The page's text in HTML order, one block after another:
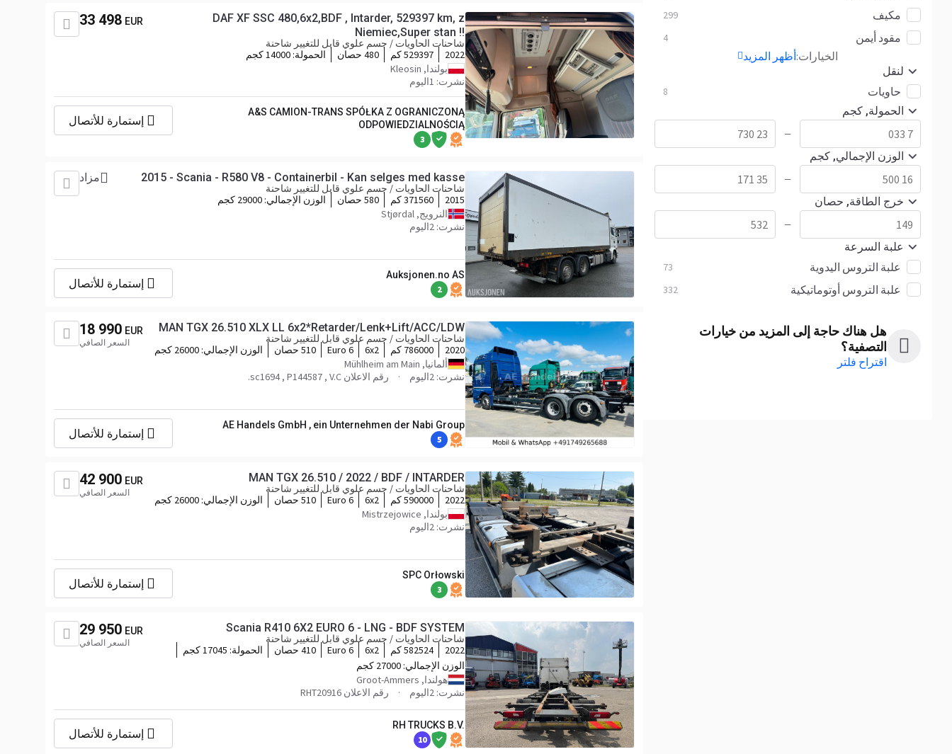
مكيف 299
مقود أيمن 4
الخيارات:أظهر المزيد
لنقل
حاويات 8
الحمولة, كجم
—
الوزن الإجمالي, كجم
—
خرج الطاقة, حصان
—
علبة السرعة
علبة التروس اليدوية 73
علبة التروس أوتوماتيكية 332
هل هناك حاجة إلى المزيد من خيارات
التصفية؟
اقتراح فلتر
DAF XF SSC 480,6x2,BDF , Intarder, 529397 km, z
Niemiec,Super stan !!
شاحنات الحاويات / جسم علوي قابل للتغيير شاحنة
2022
529397 كم 480 حصان الحمولة: 14000 كجم
بولندا, Kleosin
نشرت: 1اليوم
33 498 EUR
A&S CAMION-TRANS SPÓŁKA Z OGRANICZONĄ
ODPOWIEDZIALNOŚCIĄ
3
إستمارة للأتصال
2015 - Scania - R580 V8 - Containerbil - Kan selges med kasse
شاحنات الحاويات / جسم علوي قابل للتغيير شاحنة
2015
371560 كم 580 حصان الوزن الإجمالي: 29000 كجم
النرويج, Stjørdal
نشرت: 2اليوم
مزاد
Auksjonen.no AS
2 إستمارة للأتصال
MAN TGX 26.510 XLX LL 6x2*Retarder/Lenk+Lift/ACC/LDW
شاحنات الحاويات / جسم علوي قابل للتغيير شاحنة
2020
786000 كم 6x2
Euro 6 510 حصان الوزن الإجمالي: 26000 كجم
ألمانيا, Mühlheim am Main
نشرت: 2اليوم
رقم الاعلان sc1694 , P144587 , V.C.
18 990 EUR
السعر الصافي
AE Handels GmbH , ein Unternehmen der Nabi Group
5 إستمارة للأتصال
MAN TGX 26.510 / 2022 / BDF / INTARDER
شاحنات الحاويات / جسم علوي قابل للتغيير شاحنة
2022
590000 كم 6x2
Euro 6 510 حصان الوزن الإجمالي: 26000 كجم
بولندا, Mistrzejowice
نشرت: 2اليوم
42 900 EUR
السعر الصافي
SPC Orłowski
3 إستمارة للأتصال
Scania R410 6X2 EURO 6 - LNG - BDF SYSTEM
شاحنات الحاويات / جسم علوي قابل للتغيير شاحنة
2022
582524 كم 6x2
Euro 6 410 حصان الحمولة: 17045 كجم
الوزن الإجمالي: 27000 كجم
هولندا, Groot-Ammers
نشرت: 2اليوم
رقم الاعلان RHT20916
29 950 EUR
السعر الصافي
RH TRUCKS B.V.
10 إستمارة للأتصال